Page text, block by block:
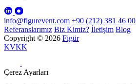
info@figurevent.com +90 (212) 381 46 00
Referanslarımız Biz Kimiz? İletişim Blog
Copyright © 2026 Figür
KVKK
Çerez Ayarları